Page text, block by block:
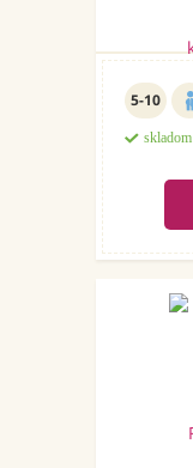
5-10
skladom